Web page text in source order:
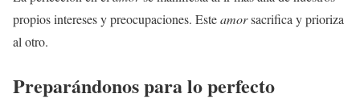
propios intereses y preocupaciones. Esteamorsacrifica y prioriza
al otro.
Preparándonos para loperfecto